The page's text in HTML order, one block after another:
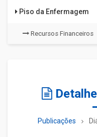
Piso da Enfermagem
Recursos Financeiros
Publicações